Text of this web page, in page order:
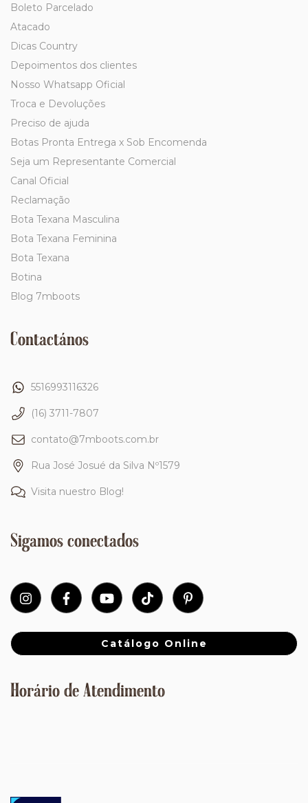
Boleto Parcelado
Atacado
Dicas Country
Depoimentos dos clientes
Nosso Whatsapp Oficial
Troca e Devoluções
Preciso de ajuda
Botas Pronta Entrega x Sob Encomenda
Seja um Representante Comercial
Canal Oficial
Reclamação
Bota Texana Masculina
Bota Texana Feminina
Bota Texana
Botina
Blog 7mboots
Contactános
5516993116326
(16) 3711-7807
contato@7mboots.com.br
Rua José Josué da Silva Nº1579
Visita nuestro Blog!
Sigamos conectados
Catálogo Online
Horário de Atendimento